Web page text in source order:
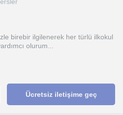
birebir ilgilenerek her türlü ilkokul
olurum...
Ücretsiz iletişime geç